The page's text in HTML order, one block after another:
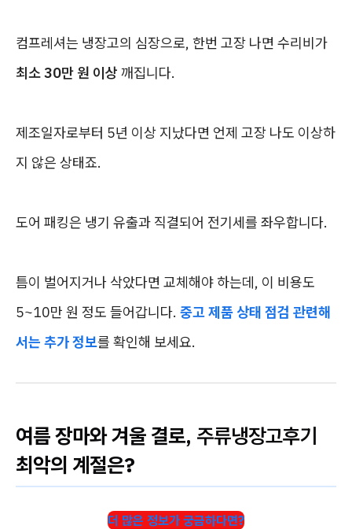
컴프레셔는 냉장고의 심장으로, 한번 고장 나면 수리비가
최소 30만 원 이상 깨집니다.
제조일자로부터 5년 이상 지났다면 언제 고장 나도 이상하
지 않은 상태죠.
도어 패킹은 냉기 유출과 직결되어 전기세를 좌우합니다.
틈이 벌어지거나 삭았다면 교체해야 하는데, 이 비용도
5~10만 원 정도 들어갑니다. 중고 제품 상태 점검 관련해
서는 추가 정보를 확인해 보세요.
여름 장마와 겨울 결로, 주류냉장고후기
최악의 계절은?
더 많은 정보가 궁금하다면?